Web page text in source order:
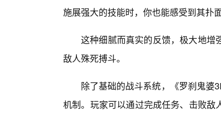
施展强大的技能时，你也能感受到其扑
这种细腻而真实的反馈，极大地增
敌人殊死搏斗。
除了基础的战斗系统，《罗刹鬼婆
机制。玩家可以通过完成任务、击败